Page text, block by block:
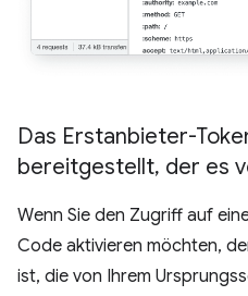
Das Erstanbieter-
bereitgestellt, der es
Wenn Sie den Zugriff auf
Code aktivieren möchten,
ist, die von Ihrem